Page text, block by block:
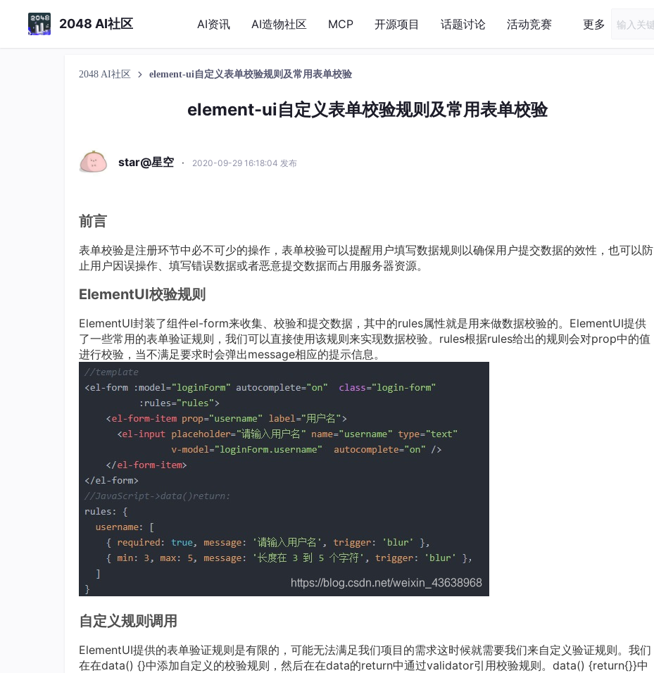
2048 AI社区 AI资讯 AI造物社区 MCP 开源项目 话题讨论 活动竞赛 更多
2048 AI社区 element-ui自定义表单校验规则及常用表单校验
element-ui自定义表单校验规则及常用表单校验
star@星空 · 2020-09-29 16:18:04 发布
前言
表单校验是注册环节中必不可少的操作，表单校验可以提醒用户填写数据规则以确保用户提交数据的效性，也可以防
止用户因误操作、填写错误数据或者恶意提交数据而占用服务器资源。
ElementUI校验规则
ElementUI封装了组件el-form来收集、校验和提交数据，其中的rules属性就是用来做数据校验的。ElementUI提供
了一些常用的表单验证规则，我们可以直接使用该规则来实现数据校验。rules根据rules给出的规则会对prop中的值
进行校验，当不满足要求时会弹出message相应的提示信息。
自定义规则调用
ElementUI提供的表单验证规则是有限的，可能无法满足我们项目的需求这时候就需要我们来自定义验证规则。我们
在在data() {}中添加自定义的校验规则，然后在在data的return中通过validator引用校验规则。data() {return{}}中